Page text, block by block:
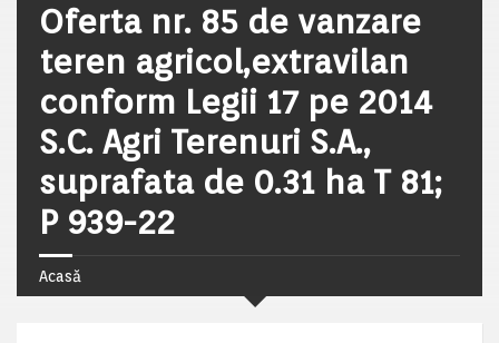
Oferta nr. 85 de vanzare
teren agricol,extravilan
conform Legii 17 pe 2014
S.C. Agri Terenuri S.A.,
suprafata de 0.31 ha T 81;
P 939-22
Acasă